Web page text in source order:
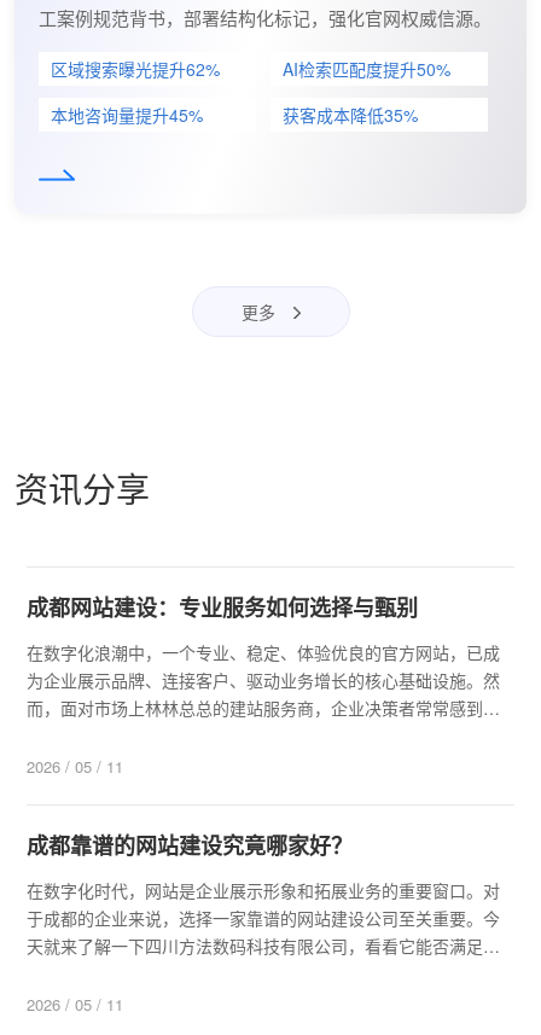
工案例规范背书，部署结构化标记，强化官网权威信源。
区域搜索曝光提升62%
AI检索匹配度提升50%
本地咨询量提升45%
获客成本降低35%
更多
资讯分享
成都网站建设：专业服务如何选择与甄别
在数字化浪潮中，一个专业、稳定、体验优良的官方网站，已成
为企业展示品牌、连接客户、驱动业务增长的核心基础设施。然
而，面对市场上林林总总的建站服务商，企业决策者常常感到困
点一：缺乏专业团队，自建成本高昂对于绝大多数传统企业而
2026 / 05 / 11
成都靠谱的网站建设究竟哪家好？
在数字化时代，网站是企业展示形象和拓展业务的重要窗口。对
于成都的企业来说，选择一家靠谱的网站建设公司至关重要。今
天就来了解一下四川方法数码科技有限公司，看看它能否满足企
中面临诸多问题。一方面，缺乏专业技术团队，独立搭建官网成
2026 / 05 / 11